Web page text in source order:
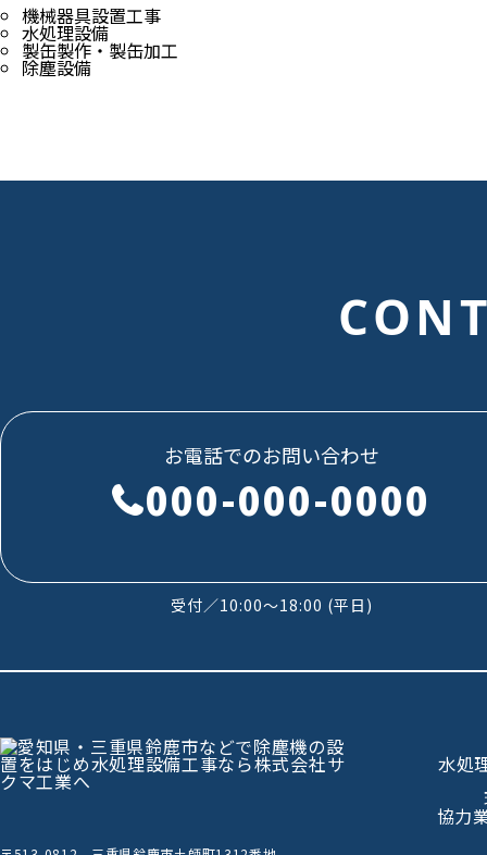
機械器具設置工事
水処理設備
製缶製作・製缶加工
除塵設備
お電話でのお問い合わせ
000-000-0000
受付／10:00～18:00 (平日)
水処
協力